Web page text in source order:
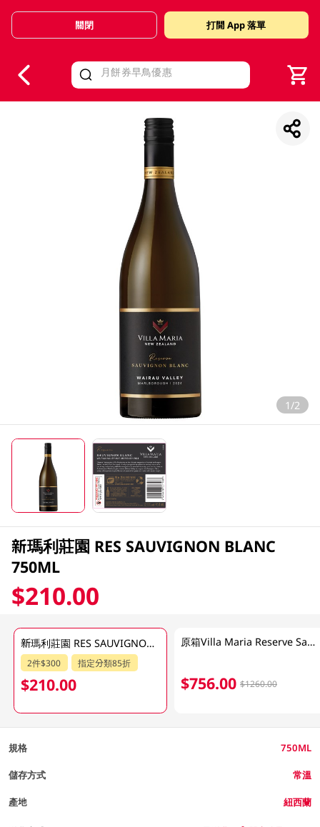
Valid Until 30 June 2026
關閉 打開 App 落單
1/2
新瑪利莊園 RES SAUVIGNON BLANC
750ML
$210.00
新瑪利莊園 RES SAUVIGNON BLANC 750ML
2件$300 指定分類85折
$210.00
原箱Villa Maria Reserve Sauvignon Blanc 6x750ML
$756.00 $1260.00
規格 750ML
儲存方式 常溫
產地 紐西蘭